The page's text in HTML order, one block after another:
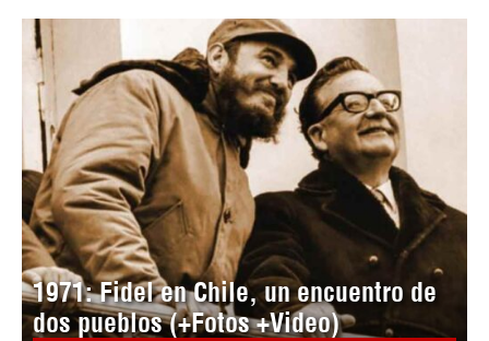
1971: Fidel en Chile, un encuentro de
dos pueblos (+Fotos +Video)